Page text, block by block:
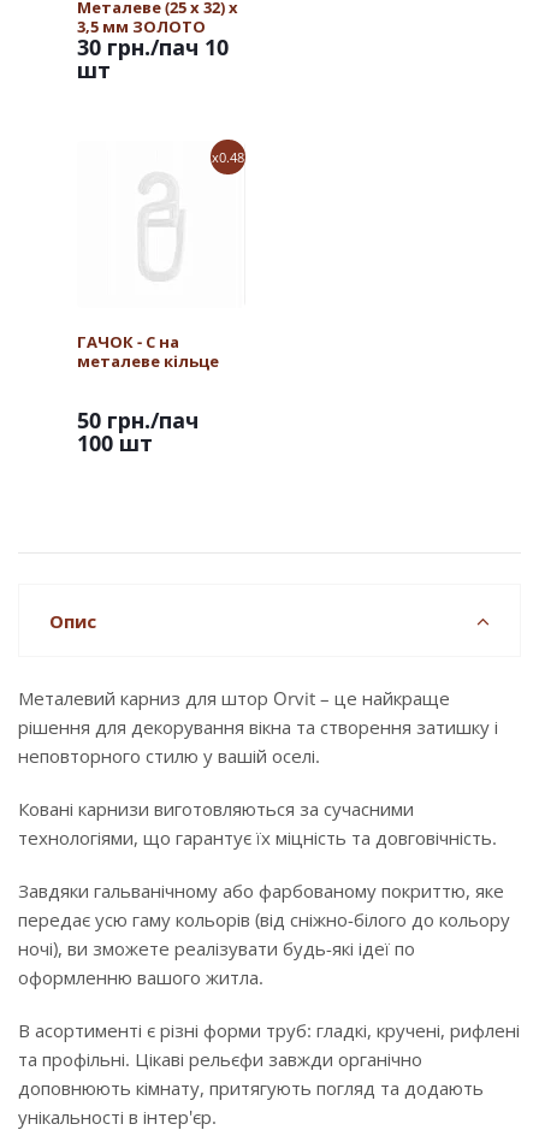
Металеве (25 х 32) х
3,5 мм ЗОЛОТО
30 грн./пач 10
шт
x0.48
ГАЧОК - С на
металеве кільце
50 грн./пач
100 шт
Опис
Металевий карниз для штор Orvit – це найкраще
рішення для декорування вікна та створення затишку і
неповторного стилю у вашій оселі.
Ковані карнизи виготовляються за сучасними
технологіями, що гарантує їх міцність та довговічність.
Завдяки гальванічному або фарбованому покриттю, яке
передає усю гаму кольорів (від сніжно-білого до кольору
ночі), ви зможете реалізувати будь-які ідеї по
оформленню вашого житла.
В асортименті є різні форми труб: гладкі, кручені, рифлені
та профільні. Цікаві рельєфи завжди органічно
доповнюють кімнату, притягують погляд та додають
унікальності в інтер'єр.